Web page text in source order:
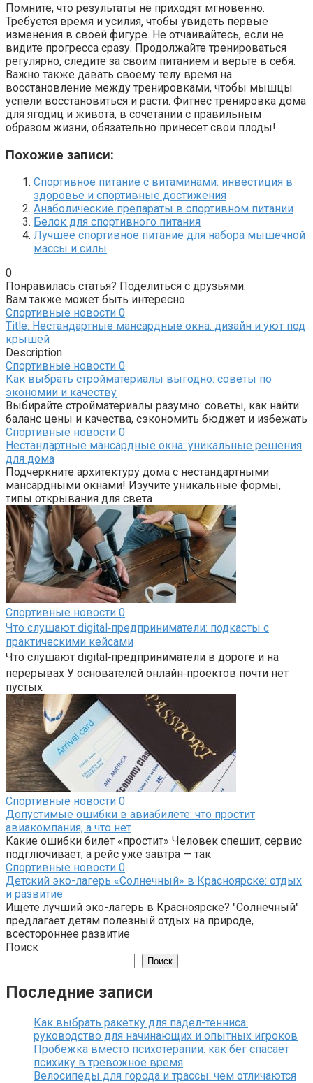
Помните, что результаты не приходят мгновенно.
Требуется время и усилия, чтобы увидеть первые
изменения в своей фигуре. Не отчаивайтесь, если не
видите прогресса сразу. Продолжайте тренироваться
регулярно, следите за своим питанием и верьте в себя.
Важно также давать своему телу время на
восстановление между тренировками, чтобы мышцы
успели восстановиться и расти. Фитнес тренировка дома
для ягодиц и живота, в сочетании с правильным
образом жизни, обязательно принесет свои плоды!
Похожие записи:
Спортивное питание с витаминами: инвестиция в
здоровье и спортивные достижения
Анаболические препараты в спортивном питании
Белок для спортивного питания
Лучшее спортивное питание для набора мышечной
массы и силы
0
Понравилась статья? Поделиться с друзьями:
Вам также может быть интересно
Спортивные новости 0
Title: Нестандартные мансардные окна: дизайн и уют под
крышей
Description
Спортивные новости 0
Как выбрать стройматериалы выгодно: советы по
экономии и качеству
Выбирайте стройматериалы разумно: советы, как найти
баланс цены и качества, сэкономить бюджет и избежать
Спортивные новости 0
Нестандартные мансардные окна: уникальные решения
для дома
Подчеркните архитектуру дома с нестандартными
мансардными окнами! Изучите уникальные формы,
типы открывания для света
Спортивные новости 0
Что слушают digital‑предприниматели: подкасты с
практическими кейсами
Что слушают digital‑предприниматели в дороге и на
перерывах У основателей онлайн‑проектов почти нет
пустых
Спортивные новости 0
Допустимые ошибки в авиабилете: что простит
авиакомпания, а что нет
Какие ошибки билет «простит» Человек спешит, сервис
подглючивает, а рейс уже завтра — так
Спортивные новости 0
Детский эко-лагерь «Солнечный» в Красноярске: отдых
и развитие
Ищете лучший эко-лагерь в Красноярске? "Солнечный"
предлагает детям полезный отдых на природе,
всестороннее развитие
Поиск
Поиск
Последние записи
Как выбрать ракетку для падел-тенниса:
руководство для начинающих и опытных игроков
Пробежка вместо психотерапии: как бег спасает
психику в тревожное время
Велосипеды для города и трассы: чем отличаются